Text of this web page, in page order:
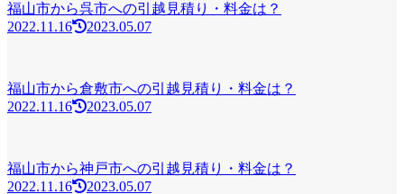
福山市から呉市への引越見積り・料金は？
2022.11.16
2023.05.07
福山市から倉敷市への引越見積り・料金は？
2022.11.16
2023.05.07
福山市から神戸市への引越見積り・料金は？
2022.11.16
2023.05.07